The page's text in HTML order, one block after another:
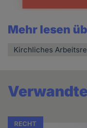
Mehr lesen
Kirchliches
RECHT